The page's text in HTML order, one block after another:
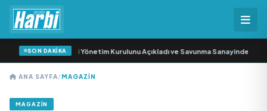
SON DAKİKA
Sanayi AŞ Yeni Yönetim Kurulunu Açıkladı ve Savunma Sanayinde Küresel
ANA SAYFA/MAGAZİN
MAGAZİN